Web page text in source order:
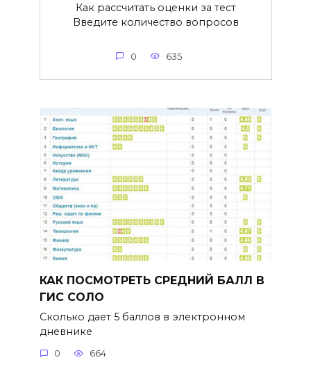
Как рассчитать оценки за тест
Введите количество вопросов
0 635
КАК ПОСМОТРЕТЬ СРЕДНИЙ БАЛЛ В
ГИС СОЛО
Сколько дает 5 баллов в электронном
дневнике
0 664